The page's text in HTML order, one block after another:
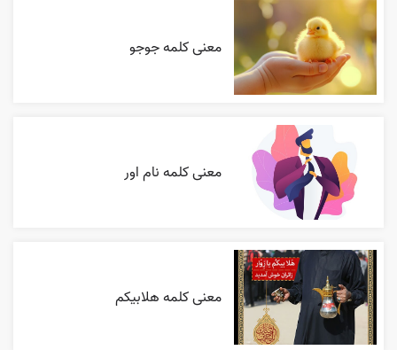
معنی کلمه جوجو
معنی کلمه نام اور
معنی کلمه هلابیکم